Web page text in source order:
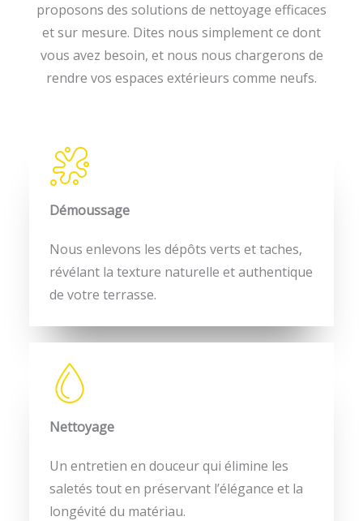
proposons des solutions de nettoyage efficaces
et sur mesure. Dites nous simplement ce dont
vous avez besoin, et nous nous chargerons de
rendre vos espaces extérieurs comme neufs.
Démoussage​
Nous enlevons les dépôts verts et taches,
révélant la texture naturelle et authentique
de votre terrasse.
Nettoyage​
Un entretien en douceur qui élimine les
saletés tout en préservant l’élégance et la
longévité du matériau.